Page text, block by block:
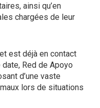
ainsi qu’en
chargées de leur
est déjà en contact
Red de Apoyo
d’une vaste
lors de situations